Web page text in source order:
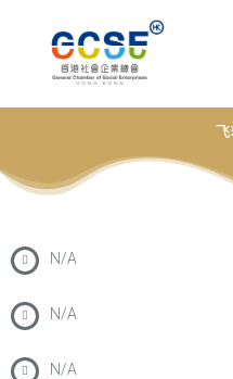
N/A
N/A
N/A